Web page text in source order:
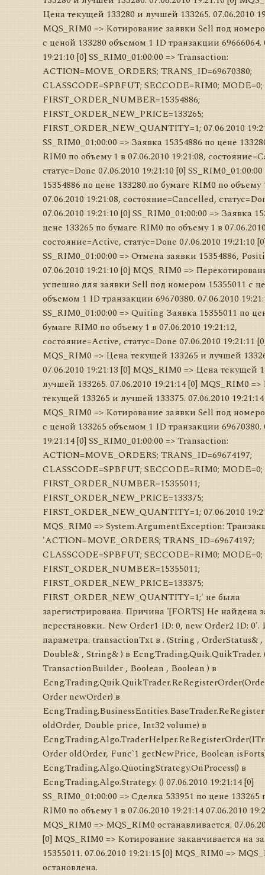
Цена текущей 133280 и лучшей 133265. 07.06.2010
MQS_RIM0 => Котирование заявки Sell под
с ценой 133280 объемом 1 ID транзакции 69666064.
19:21:10 [0] SS_RIM0_01:00:00 => Transaction:
ACTION=MOVE_ORDERS; TRANS_ID=69670380;
CLASSCODE=SPBFUT; SECCODE=RIM0; MODE=0;
FIRST_ORDER_NUMBER=15354886;
FIRST_ORDER_NEW_PRICE=133265;
FIRST_ORDER_NEW_QUANTITY=1; 07.06.2010
SS_RIM0_01:00:00 => Заявка 15354886 по цене
RIM0 по объему 1 в 07.06.2010 19:21:08,
статус=Done 07.06.2010 19:21:10 [0]
15354886 по цене 133280 по бумаге RIM0 по объему
07.06.2010 19:21:08, состояние=Cancelled,
07.06.2010 19:21:10 [0] SS_RIM0_01:00:00 => Заявка
цене 133265 по бумаге RIM0 по объему 1 в
состояние=Active, статус=Done 07.06.2010 19:21:10
SS_RIM0_01:00:00 => Отмена заявки 15354886,
07.06.2010 19:21:10 [0] MQS_RIM0 =>
успешно для заявки Sell под номером 15355011 с
объемом 1 ID транзакции 69670380. 07.06.2010
SS_RIM0_01:00:00 => Quiting Заявка 15355011 по
бумаге RIM0 по объему 1 в 07.06.2010 19:21:12,
состояние=Active, статус=Done 07.06.2010 19:21:11
MQS_RIM0 => Цена текущей 133265 и лучшей
07.06.2010 19:21:13 [0] MQS_RIM0 => Цена текущей
лучшей 133265. 07.06.2010 19:21:14 [0] MQS_RIM0
текущей 133265 и лучшей 133375. 07.06.2010
MQS_RIM0 => Котирование заявки Sell под
с ценой 133265 объемом 1 ID транзакции 69670380.
19:21:14 [0] SS_RIM0_01:00:00 => Transaction:
ACTION=MOVE_ORDERS; TRANS_ID=69674197;
CLASSCODE=SPBFUT; SECCODE=RIM0; MODE=0;
FIRST_ORDER_NUMBER=15355011;
FIRST_ORDER_NEW_PRICE=133375;
FIRST_ORDER_NEW_QUANTITY=1; 07.06.2010
MQS_RIM0 => System.ArgumentException:
'ACTION=MOVE_ORDERS; TRANS_ID=69674197;
CLASSCODE=SPBFUT; SECCODE=RIM0; MODE=0;
FIRST_ORDER_NUMBER=15355011;
FIRST_ORDER_NEW_PRICE=133375;
FIRST_ORDER_NEW_QUANTITY=1;' не была
зарегистрирована. Причина '[FORTS] Не найдена
перестановки.. New Order1 ID: 0, new Order2 ID:
параметра: transactionTxt в . (String , OrderStatus&
Double& , String& ) в Ecng.Trading.Quik.QuikTrader.
TransactionBuilder , Boolean , Boolean ) в
Order newOrder) в
oldOrder, Double price, Int32 volume) в
Order oldOrder, Func`1 getNewPrice, Boolean
Ecng.Trading.Algo.QuotingStrategy.OnProcess() в
Ecng.Trading.Algo.Strategy. () 07.06.2010 19:21:14 [0]
SS_RIM0_01:00:00 => Сделка 533951 по цене 133265
RIM0 по объему 1 в 07.06.2010 19:21:14 07.06.2010
MQS_RIM0 => MQS_RIM0 останавливается.
[0] MQS_RIM0 => Котирование заканчивается на
15355011. 07.06.2010 19:21:15 [0] MQS_RIM0 =>
остановлена.